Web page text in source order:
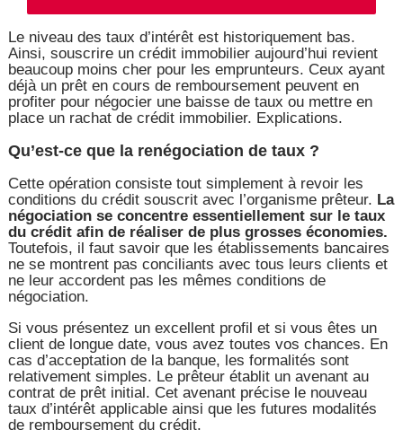
Le niveau des taux d’intérêt est historiquement bas.
Ainsi, souscrire un crédit immobilier aujourd’hui revient
beaucoup moins cher pour les emprunteurs. Ceux ayant
déjà un prêt en cours de remboursement peuvent en
profiter pour négocier une baisse de taux ou mettre en
place un rachat de crédit immobilier. Explications.
Qu’est-ce que la renégociation de taux ?
Cette opération consiste tout simplement à revoir les
conditions du crédit souscrit avec l’organisme prêteur. La
négociation se concentre essentiellement sur le taux
du crédit afin de réaliser de plus grosses économies.
Toutefois, il faut savoir que les établissements bancaires
ne se montrent pas conciliants avec tous leurs clients et
ne leur accordent pas les mêmes conditions de
négociation.
Si vous présentez un excellent profil et si vous êtes un
client de longue date, vous avez toutes vos chances. En
cas d’acceptation de la banque, les formalités sont
relativement simples. Le prêteur établit un avenant au
contrat de prêt initial. Cet avenant précise le nouveau
taux d’intérêt applicable ainsi que les futures modalités
de remboursement du crédit.